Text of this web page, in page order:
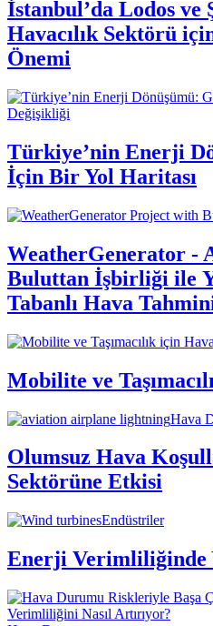
İstanbul’da Lodos ve
Havacılık Sektörü
Önemi
Değişikliği
Türkiye’nin Enerji
İçin Bir Yol Haritası
WeatherGenerator -
Buluttan İşbirliği ile
Tabanlı Hava
Mobilite ve
Hava
Olumsuz Hava
Sektörüne Etkisi
Endüstriler
Enerji Verimliliğinde